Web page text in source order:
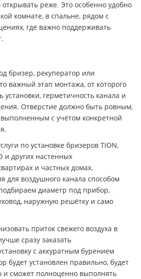
открывать реже. Это особенно удобно
комнате, в спальне, рядом с
где важно поддерживать
бризер, рекуператор или
важный этап монтажа, от которого
установки, герметичность канала и
Отверстие должно быть ровным,
с учётом конкретной
по установке бризеров TION,
и других настенных
и частных домах.
для воздушного канала способом
диаметр под прибор,
наружную решётку и само
приток свежего воздуха в
сразу заказать
с аккуратным бурением
будет установлен правильно, будет
и сможет полноценно выполнять